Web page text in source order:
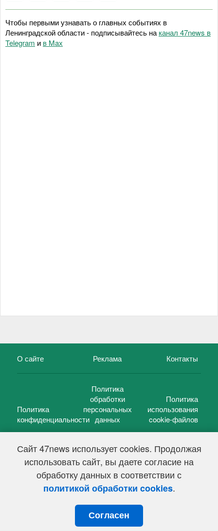
Сайт 47news использует cookies. Продолжая
использовать сайт, вы даете согласие на
обработку данных в соответствии с
политикой обработки cookies.
Согласен
Чтобы первыми узнавать о главных событиях в
Ленинградской области - подписывайтесь на канал 47news в
Telegram и в Maх
О сайте Реклама Контакты
Политика
конфиденциальности
Политика
обработки
персональных
данных
Политика
использования
cookie-файлов
47 новостей (47 news)2005 — 2026 г.
Свидетельство о регистрации СМИ Эл № ФС 77-39848, выдано
Федеральной службой по надзору в сфере связи,
информационных технологий и массовых коммуникаций